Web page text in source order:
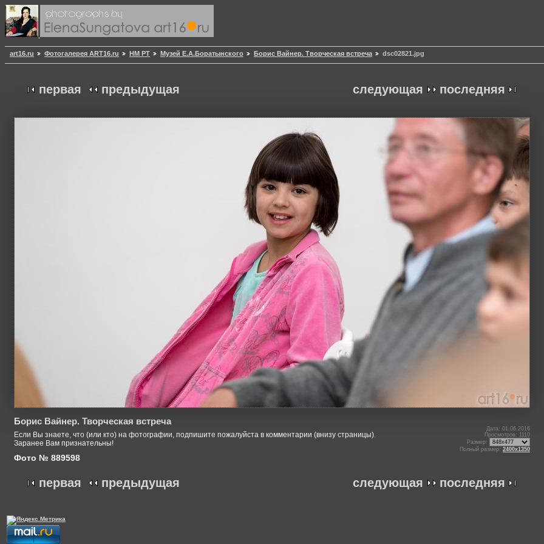
art16.ru Фотогалерея ART16.ru НМ РТ Музей Е.А.Боратынского Борис Вайнер. Творческая встреча dsc02821.jpg
следующая последняя
первая предыдущая
Борис Вайнер. Творческая встреча
Если Вы знаете, что (или кто) на фотографии, подпишите пожалуйста в комментарии (внизу страницы).
Заранее Вам признательны!
Фото № 889598
Дата: 01.06.2016
Просмотров: 1110
Размер:
Полный размер: 2400x1350
следующая последняя
первая предыдущая